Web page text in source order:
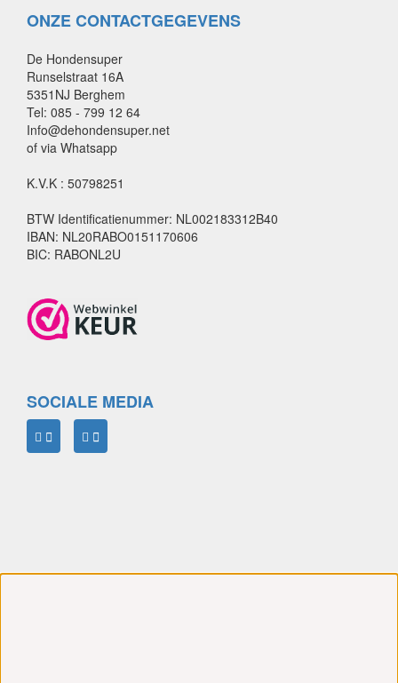
ONZE CONTACTGEGEVENS
De Hondensuper
Runselstraat 16A
5351NJ Berghem
Tel: 085 - 799 12 64
Info@dehondensuper.net
of via Whatsapp
K.V.K : 50798251
BTW Identificatienummer: NL002183312B40
IBAN: NL20RABO0151170606
BIC: RABONL2U
SOCIALE MEDIA